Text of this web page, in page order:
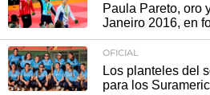
Paula Pareto, oro
Janeiro 2016, en
OFICIAL
Los planteles del
para los